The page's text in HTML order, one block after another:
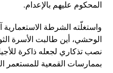
المحكوم عليهم بالإعدام.
واستغلّته الشرطة الاستعمارية
الوحشي، أين طالبت الأسرة
نصب تذكاري لجعله ذاكرة
بممارسات القمعية للمستعمر